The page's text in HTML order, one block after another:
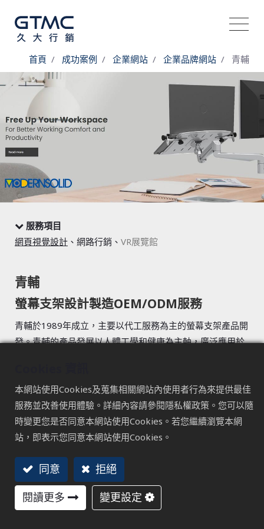
首頁 成功案例 企業網站 企業品牌網站 青輔
服務項目
網頁視覺設計 、網路行銷、 VR展覽館
青輔
螢幕支架設計製造OEM/ODM服務
青輔於1989年成立，主要以代工服務為主的螢幕支架產品開
發。青輔的產品發展以人體工學和健康為主軸，廣泛應用於
和健康保護。
造訪網站
設計與綠化共存
MODERNSOLID 為LCD人體工學螢幕支架設計與
本網站使用Cookies及蒐集相關網站內使用者行為來提供最佳
服務並改善使用體驗。詳細內容請參閱隱私權政策。您可以隨
時變更您是否同意本網站使用Cookies。若您繼續瀏覽本網
站，即表示您同意本網站使用Cookies。
同意
拒絕
閱讀更多
變更設定